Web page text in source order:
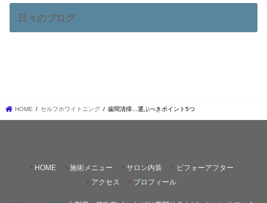
日々のブログ
HOME セルフホワイトニング 歯間清掃…選ぶべきポイント5つ
HOME 施術メニュー サロン内装
ビフォーアフター
アクセス
プロフィール